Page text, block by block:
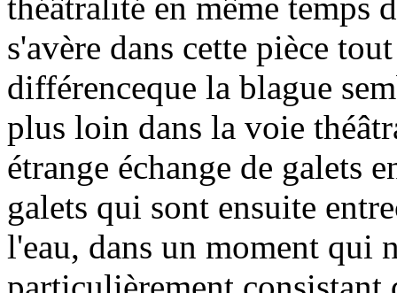
s'avère dans cette pièce
différenceque la blague
plus loin dans la voie
étrange échange de galets
galets qui sont ensuite
l'eau, dans un moment qui